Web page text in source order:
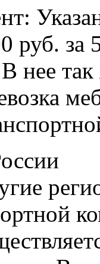
руб. за
нее